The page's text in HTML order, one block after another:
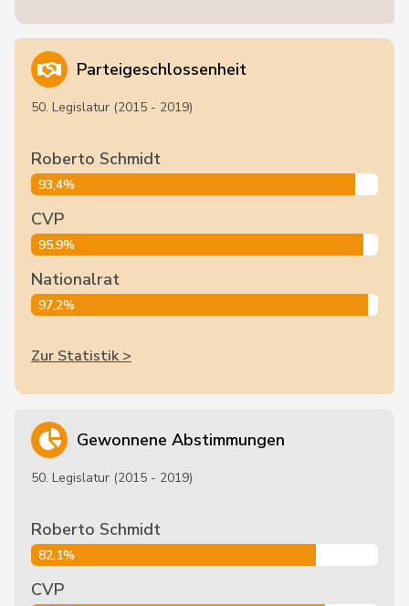
Parteigeschlossenheit
50. Legislatur (2015 - 2019)
Roberto Schmidt
93,4%
CVP
95,9%
Nationalrat
97,2%
Zur Statistik >
Gewonnene Abstimmungen
50. Legislatur (2015 - 2019)
Roberto Schmidt
82,1%
CVP